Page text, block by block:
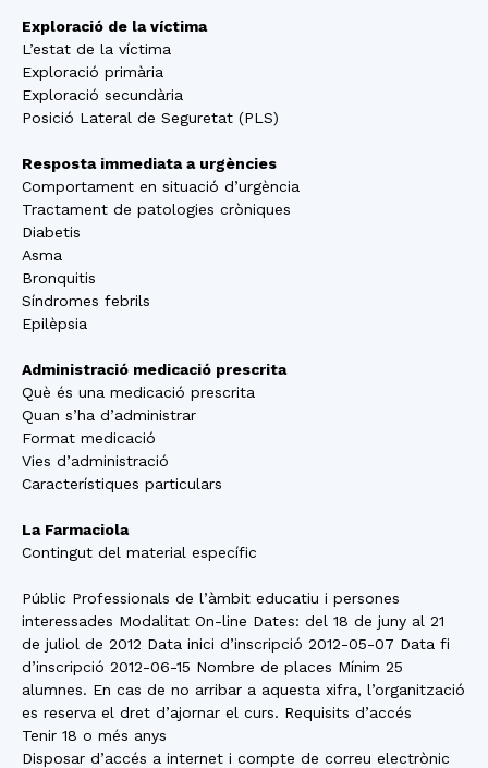
Exploració de la víctima
L’estat de la víctima
Exploració primària
Exploració secundària
Posició Lateral de Seguretat (PLS)
Resposta immediata a urgències
Comportament en situació d’urgència
Tractament de patologies cròniques
Diabetis
Asma
Bronquitis
Síndromes febrils
Epilèpsia
Administració medicació prescrita
Què és una medicació prescrita
Quan s’ha d’administrar
Format medicació
Vies d’administració
Característiques particulars
La Farmaciola
Contingut del material específic
Públic Professionals de l’àmbit educatiu i persones
interessades Modalitat On-line Dates: del 18 de juny al 21
de juliol de 2012 Data inici d’inscripció 2012-05-07 Data fi
d’inscripció 2012-06-15 Nombre de places Mínim 25
alumnes. En cas de no arribar a aquesta xifra, l’organització
es reserva el dret d’ajornar el curs. Requisits d’accés
Tenir 18 o més anys
Disposar d’accés a internet i compte de correu electrònic